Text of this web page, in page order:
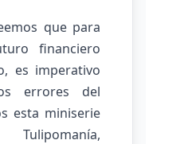
que para
financiero
es imperativo
errores del
esta miniserie